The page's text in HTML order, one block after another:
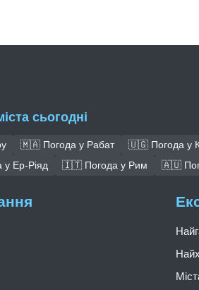
сьогодні
🇲🇦 Погода у Рабат 🇺🇬 Погода у
Ер-Ріяд 🇮🇹 Погода у Рим 🇦🇺